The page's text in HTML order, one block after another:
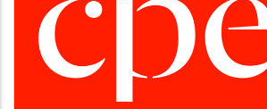
CPEN
Desarrollo empresarial